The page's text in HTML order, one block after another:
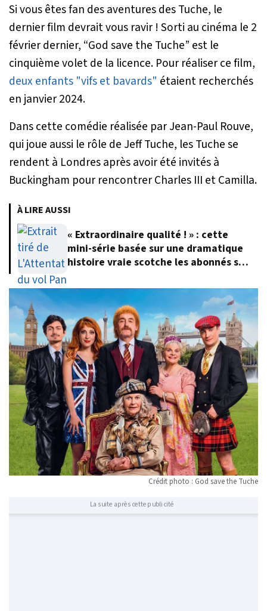
Si vous êtes fan des aventures des Tuche, le
dernier film devrait vous ravir ! Sorti au cinéma le 2
février dernier, “God save the Tuche” est le
cinquième volet de la licence. Pour réaliser ce film,
deux enfants "vifs et bavards" étaient recherchés
en janvier 2024.
Dans cette comédie réalisée par Jean-Paul Rouve,
qui joue aussi le rôle de Jeff Tuche, les Tuche se
rendent à Londres après avoir été invités à
Buckingham pour rencontrer Charles III et Camilla.
À LIRE AUSSI
« Extraordinaire qualité ! » : cette
mini-série basée sur une dramatique
histoire vraie scotche les abonnés sur
Crédit photo : God save the Tuche
La suite après cette publicité